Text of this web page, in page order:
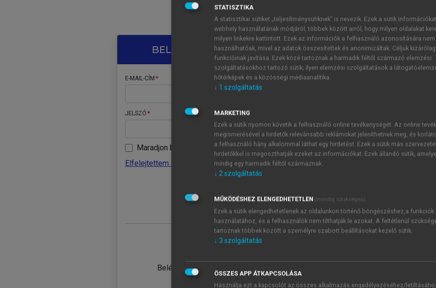
A regisztráció után a
BELÉPÉS SAJÁT FIÓKKAL
E-MAIL-CÍM
JELSZÓ
Maradjon belépve
Elfelejtettem a jelszavamat
Belépés intézményi azonosítóval
ÚJ FIÓK
1 óra
JELSZÓ
Kérek értesítést a MeRSZ
Kérek értesítést az
STATISZTIKA
A statisztikai sütiket „teljesítménysütiknek” is nevezik. Ezek a sütik
webhely használatának módjáról, többek között arról, hogy milyen oldalakat
milyen linkekre kattintott. Ezek az információk a felhasználó azonosítására nem
használhatóak, mivel az adatok összesítettek és anonimizáltak. Céljuk
funkcióinak javítása. Ezek közé tartoznak a harmadik féltől származó elemzési
szolgáltatásokhoz tartozó sütik; ilyen elemzési szolgáltatások a
hőtérképek és a közösségi médiaanalitika.
↓ 1 szolgáltatás
MARKETING
Ezek a sütik nyomon követik a felhasználó online tevékenységét. Az online
megismerésével a hirdetők relevánsabb reklámokat jeleníthetnek meg, és
a felhasználó hány alkalommal láthat egy hirdetést. Ezek a sütik más
hirdetőkkel is megoszthatják ezeket az információkat. Ezek állandó sütik,
mindig egy harmadik féltől származnak.
↓ 2szolgáltatás
MŰKÖDÉSHEZ ELENGEDHETETLEN (mindig szükséges)
Ezek a sütik elengedhetetlenek az oldalunkon történő böngészéshez,a funkciók
használatához, és a felhasználók nem tilthatják le azokat. A feltétlenül
tartoznak többek között a személyre szabott beállításokat kezelő sütik.
↓ 3 szolgáltatás
ÖSSZES APP ÁTKAPCSOLÁSA
Használja ezt a kapcsolót az összes alkalmazás engedélyezéséhez/